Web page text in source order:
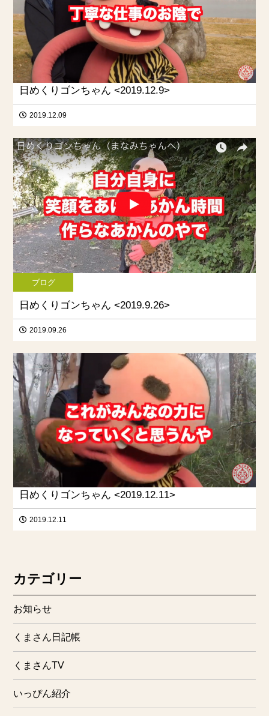
日めくりゴンちゃん <2019.12.9>
2019.12.09
ブログ
日めくりゴンちゃん <2019.9.26>
2019.09.26
日めくりゴンちゃん <2019.12.11>
2019.12.11
カテゴリー
お知らせ
くまさん日記帳
くまさんTV
いっぴん紹介